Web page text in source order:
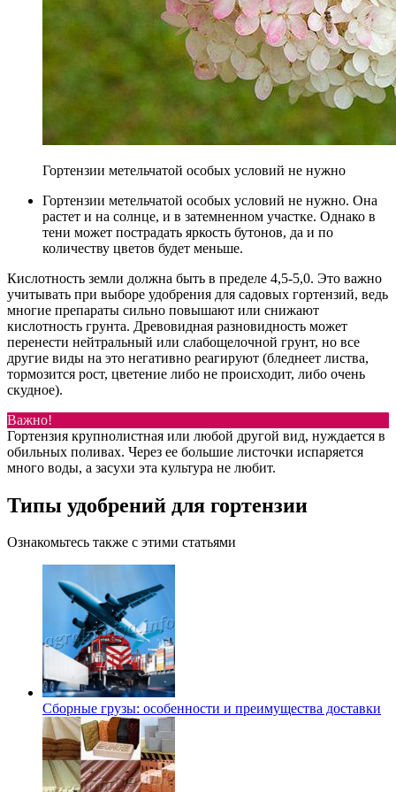
Гортензии метельчатой особых условий не нужно
Гортензии метельчатой особых условий не нужно. Она
растет и на солнце, и в затемненном участке. Однако в
тени может пострадать яркость бутонов, да и по
количеству цветов будет меньше.
Кислотность земли должна быть в пределе 4,5-5,0. Это важно
учитывать при выборе удобрения для садовых гортензий, ведь
многие препараты сильно повышают или снижают
кислотность грунта. Древовидная разновидность может
перенести нейтральный или слабощелочной грунт, но все
другие виды на это негативно реагируют (бледнеет листва,
тормозится рост, цветение либо не происходит, либо очень
скудное).
Важно!
Гортензия крупнолистная или любой другой вид, нуждается в
обильных поливах. Через ее большие листочки испаряется
много воды, а засухи эта культура не любит.
Типы удобрений для гортензии
Ознакомьтесь также с этими статьями
Сборные грузы: особенности и преимущества доставки